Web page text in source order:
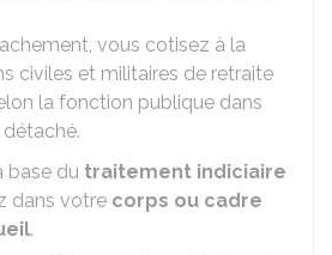
vous cotisez à la
civiles et militaires de retraite
la fonction publique dans
base du traitement indiciaire
dans votre corps ou cadre
.